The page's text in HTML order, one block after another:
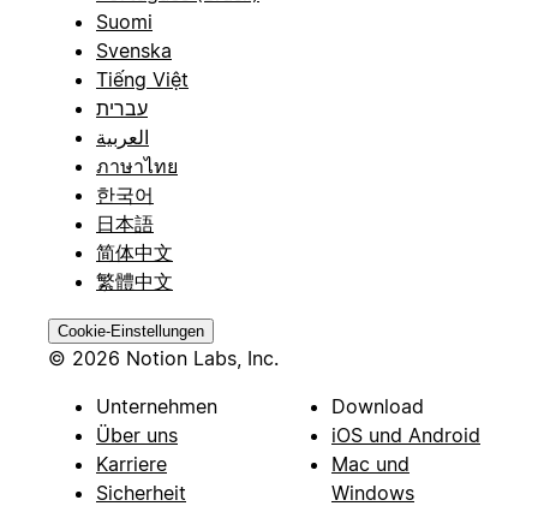
Suomi
Svenska
Tiếng Việt
עברית
العربية
ภาษาไทย
한국어
日本語
简体中文
繁體中文
Cookie-Einstellungen
© 2026 Notion Labs, Inc.
Unternehmen
Über uns
Karriere
Sicherheit
Download
iOS und Android
Mac und
Windows